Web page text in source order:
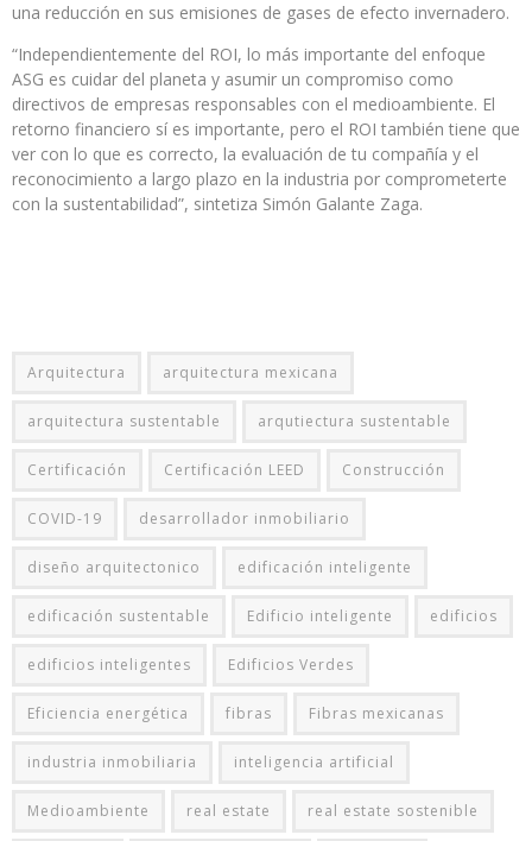
una reducción en sus emisiones de gases de efecto invernadero.
“Independientemente del ROI, lo más importante del enfoque
ASG es cuidar del planeta y asumir un compromiso como
directivos de empresas responsables con el medioambiente. El
retorno financiero sí es importante, pero el ROI también tiene que
ver con lo que es correcto, la evaluación de tu compañía y el
reconocimiento a largo plazo en la industria por comprometerte
con la sustentabilidad”, sintetiza Simón Galante Zaga.
Arquitectura arquitectura mexicana
arquitectura sustentable arqutiectura sustentable
Certificación Certificación LEED Construcción
COVID-19 desarrollador inmobiliario
diseño arquitectonico edificación inteligente
edificación sustentable Edificio inteligente edificios
edificios inteligentes Edificios Verdes
Eficiencia energética fibras Fibras mexicanas
industria inmobiliaria inteligencia artificial
Medioambiente real estate real estate sostenible